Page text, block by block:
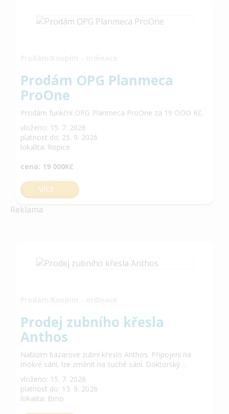
Prodám OPG Planmeca
ProOne
Prodám funkční OPG Planmeca ProOne za 19 OOO Kč.
vloženo: 15. 7. 2026
platnost do: 25. 9. 2026
lokalita: Ropice
cena: 19 000Kč
VÍCE
Reklama
Prodej zubního křesla
Anthos
Nabízím bazarové zubní křeslo Anthos. Připojení na
mokré sání, lze změnit na suché sání. Doktorský ...
vloženo: 15. 7. 2026
platnost do: 13. 9. 2026
lokalita: Brno